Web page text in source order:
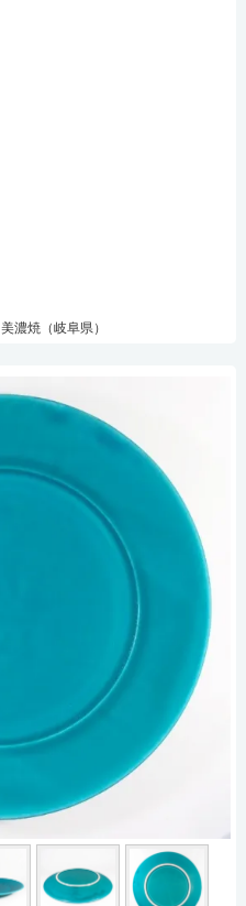
美濃焼（岐阜県）